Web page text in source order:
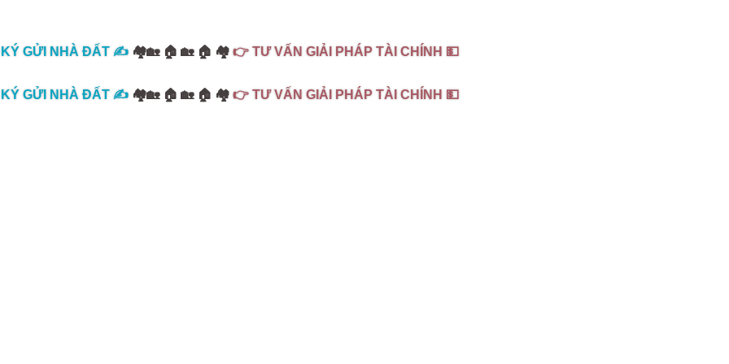
GỬI NHÀ ĐẤT ✍️ 🏘️🏡 🏠 🏡 🏠 🏘️ 👉 TƯ VẤN GIẢI PHÁP TÀI CHÍNH 💵
GỬI NHÀ ĐẤT ✍️ 🏘️🏡 🏠 🏡 🏠 🏘️ 👉 TƯ VẤN GIẢI PHÁP TÀI CHÍNH 💵